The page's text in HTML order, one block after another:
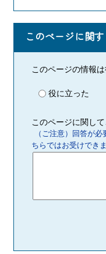
このページに関
このページの情報
役に立った
このページに関し
（ご注意）回答が
ちらではお受けでき